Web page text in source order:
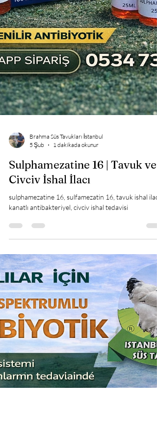
Brahma Süs Tavukları İstanbul
5 Şub
Sulphamezatine 16 | Tavuk ve
Civciv İshal İlacı
sulphamezatine 16, sulfamezatin 16, tavuk ishal ilacı,
kanatlı antibakteriyel, civciv ishal tedavisi